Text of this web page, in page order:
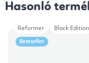
Hasonló
Bestseller
Reformer Black Edition